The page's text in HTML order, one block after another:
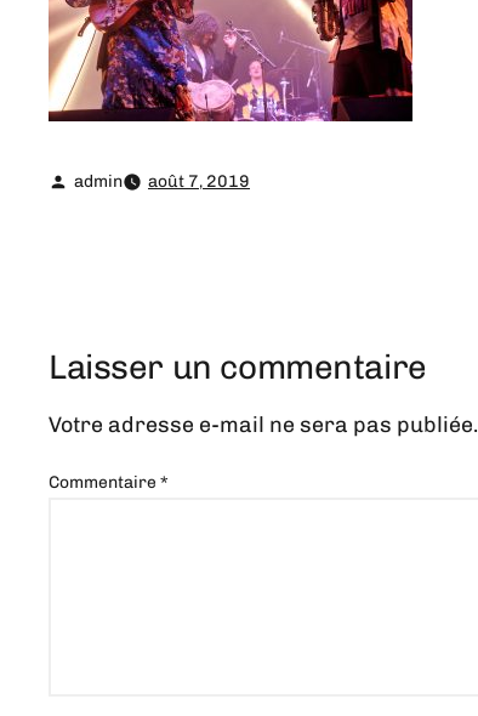
admin août 7, 2019
Laisser un commentaire
Votre adresse e-mail ne sera pas publiée.
Commentaire *